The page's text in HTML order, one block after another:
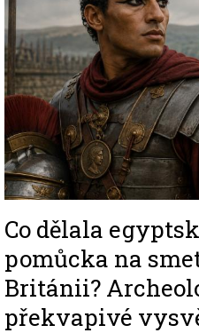
Co dělala
pomůcka na
Británii?
překvapivé